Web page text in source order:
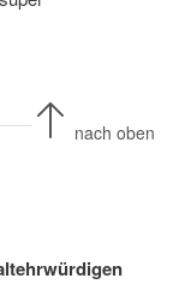
nach oben